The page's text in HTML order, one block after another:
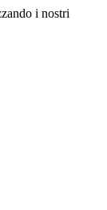
i nostri